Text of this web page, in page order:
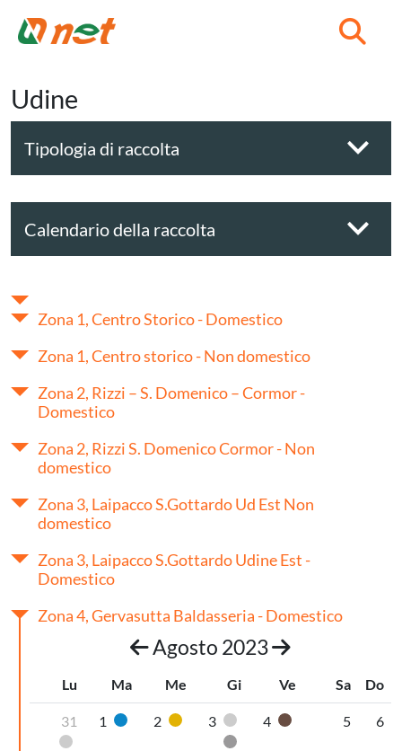
Udine
Tipologia di raccolta
Calendario della raccolta
Zona 1, Centro Storico - Domestico
Zona 1, Centro storico - Non domestico
Zona 2, Rizzi – S. Domenico – Cormor -
Domestico
Zona 2, Rizzi S. Domenico Cormor - Non
domestico
Zona 3, Laipacco S.Gottardo Ud Est Non
domestico
Zona 3, Laipacco S.Gottardo Udine Est -
Domestico
Zona 4, Gervasutta Baldasseria - Domestico
Agosto 2023
Lu Ma Me Gi Ve Sa Do
31
Pannolini-pannoloni
1 Carta
2 Plastica
3
Pannolini-pannoloni
Secco non riciclabile
4 Organico umido
5 6